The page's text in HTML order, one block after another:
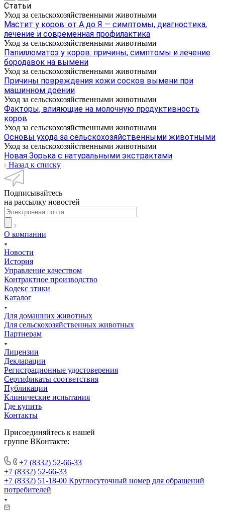
Статьи
Уход за сельскохозяйственными животными
Мастит у коров: от А до Я — симптомы, диагностика,
лечение и современная профилактика
Уход за сельскохозяйственными животными
Папилломатоз у коров: причины, симптомы и лечение
бородавок на вымени
Уход за сельскохозяйственными животными
Причины повреждения кожи сосков вымени при
машинном доении
Уход за сельскохозяйственными животными
Факторы, влияющие на молочную продуктивность
коров
Уход за сельскохозяйственными животными
Основы ухода за сельскохозяйственными животными
Уход за сельскохозяйственными животными
Новая Зорька с натуральными экстрактами
Назад к списку
Подписывайтесь
на рассылку новостей
О компании
Новости
История
Управление качеством
Контрактное производство
Кодекс этики
Каталог
Для домашних животных
Для сельскохозяйственных животных
Партнерам
Лицензии
Декларации
Регистрационные удостоверения
Сертификаты соответствия
Публикации
Клинические испытания
Где купить
Контакты
Присоединяйтесь к нашей
группе ВКонтакте:
+7 (8332) 52-66-33
+7 (8332) 52-66-33
+7 (8332) 51-18-00 Круглосуточный номер для обращений
потребителей